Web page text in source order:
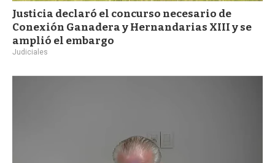
Justicia declaró el concurso necesario de
Conexión Ganadera y Hernandarias XIII y se
amplió el embargo
Judiciales